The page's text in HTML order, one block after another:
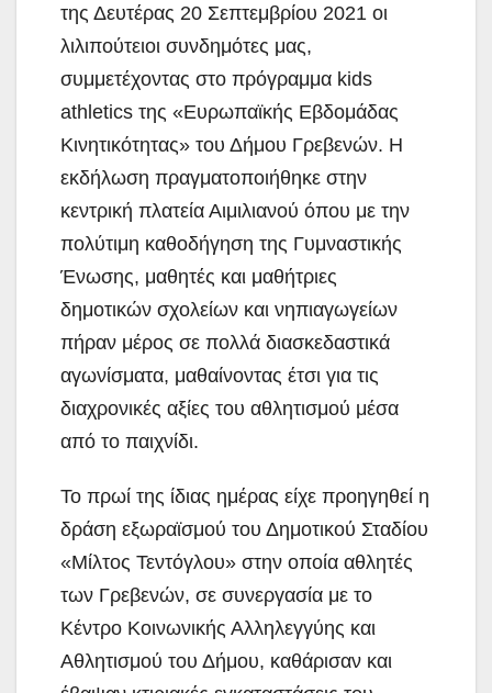
της Δευτέρας 20 Σεπτεμβρίου 2021 οι
λιλιπούτειοι συνδημότες μας,
συμμετέχοντας στο πρόγραμμα kids
athletics της «Ευρωπαϊκής Εβδομάδας
Κινητικότητας» του Δήμου Γρεβενών. Η
εκδήλωση πραγματοποιήθηκε στην
κεντρική πλατεία Αιμιλιανού όπου με την
πολύτιμη καθοδήγηση της Γυμναστικής
Ένωσης, μαθητές και μαθήτριες
δημοτικών σχολείων και νηπιαγωγείων
πήραν μέρος σε πολλά διασκεδαστικά
αγωνίσματα, μαθαίνοντας έτσι για τις
διαχρονικές αξίες του αθλητισμού μέσα
από το παιχνίδι.
Το πρωί της ίδιας ημέρας είχε προηγηθεί η
δράση εξωραϊσμού του Δημοτικού Σταδίου
«Μίλτος Τεντόγλου» στην οποία αθλητές
των Γρεβενών, σε συνεργασία με το
Κέντρο Κοινωνικής Αλληλεγγύης και
Αθλητισμού του Δήμου, καθάρισαν και